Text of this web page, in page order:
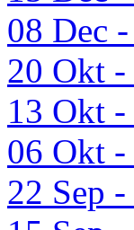
08 Dec
20 Okt
13 Okt
06 Okt
22 Sep